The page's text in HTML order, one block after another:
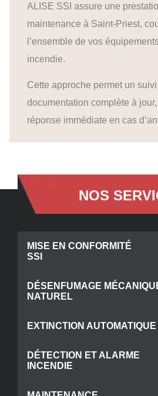
ALISE SSI assure une
maintenance à Saint-Priest,
l’ensemble de vos
incendie.
Cette approche permet un
documentation complète à
réponse immédiate en cas
NOS
MISE EN CONFORMITÉ
SSI
DÉSENFUMAGE
NATUREL
EXTINCTION
DÉTECTION ET ALARME
INCENDIE